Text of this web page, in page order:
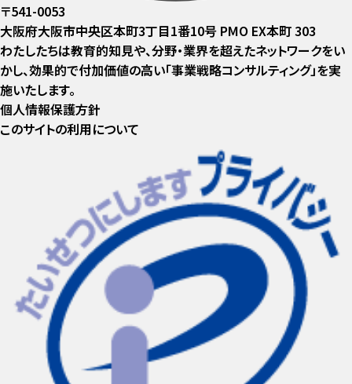
〒541-0053
大阪府大阪市中央区本町3丁目1番10号 PMO EX本町 303
わたしたちは教育的知見や、分野・業界を超えたネットワークをい
かし、効果的で付加価値の高い「事業戦略コンサルティング」を実
施いたします。
個人情報保護方針
このサイトの利用について